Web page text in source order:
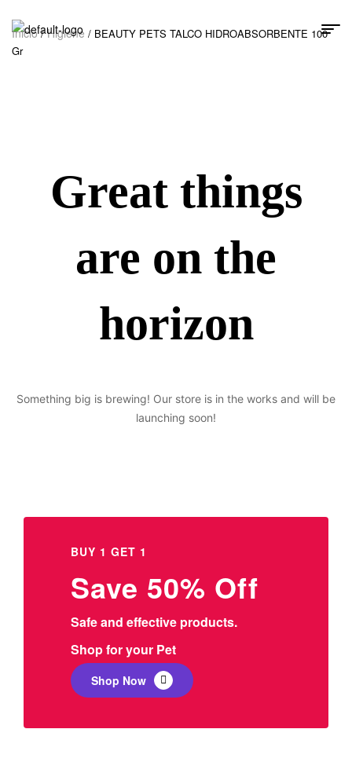
Inicio/Higiene / BEAUTY PETS TALCO HIDROABSORBENTE 100
Gr
Great things
are on the
horizon
Something big is brewing! Our store is in the works and will be
launching soon!
BUY 1 GET 1
Save 50% Off
Safe and effective products.
Shop for your Pet
Shop Now